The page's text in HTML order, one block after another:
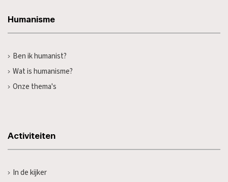
Humanisme
Ben ik humanist?
Wat is humanisme?
Onze thema's
Activiteiten
In de kijker